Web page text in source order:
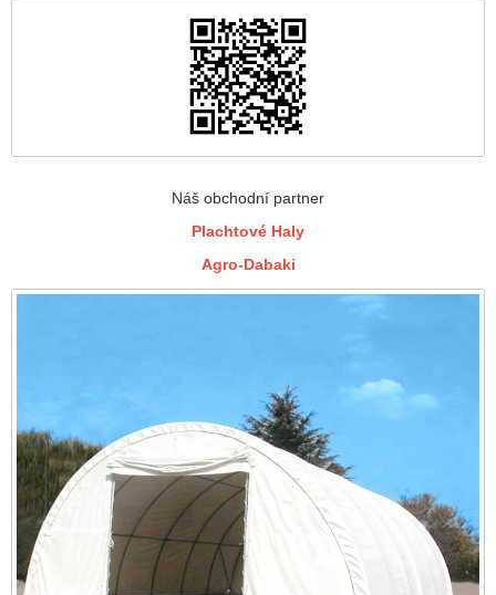
Náš obchodní partner
Plachtové Haly
Agro-Dabaki